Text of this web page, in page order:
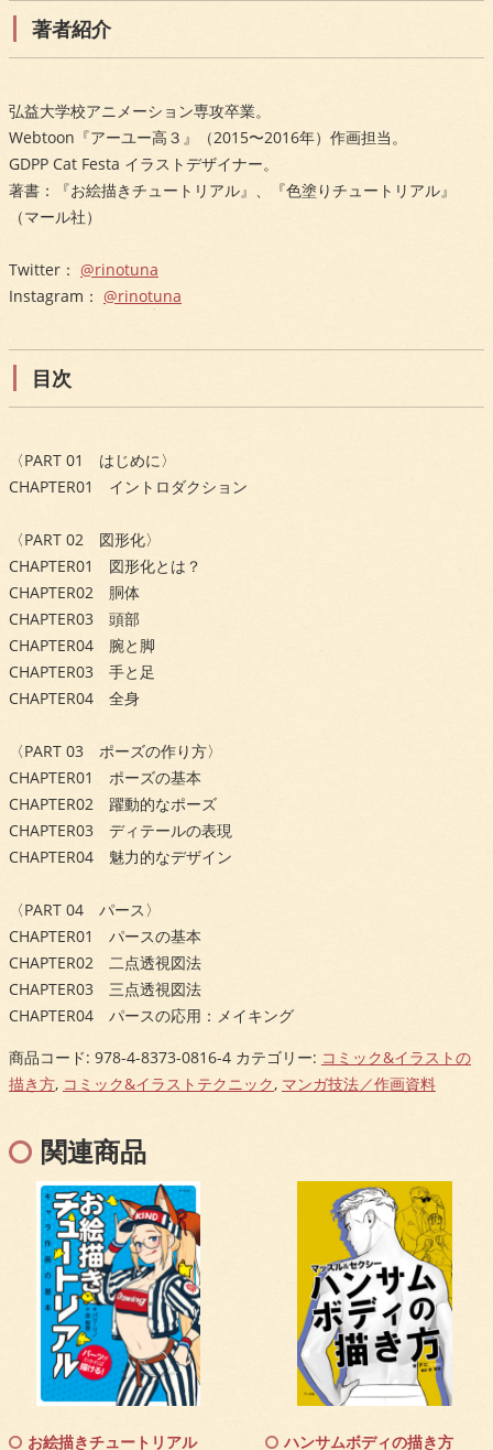
著者紹介
弘益大学校アニメーション専攻卒業。
Webtoon『アーユー高３』（2015〜2016年）作画担当。
GDPP Cat Festa イラストデザイナー。
著書：『お絵描きチュートリアル』、『色塗りチュートリアル』
（マール社）
Twitter： @rinotuna
Instagram： @rinotuna
目次
〈PART 01 はじめに〉
CHAPTER01 イントロダクション
〈PART 02 図形化〉
CHAPTER01 図形化とは？
CHAPTER02 胴体
CHAPTER03 頭部
CHAPTER04 腕と脚
CHAPTER03 手と足
CHAPTER04 全身
〈PART 03 ポーズの作り方〉
CHAPTER01 ポーズの基本
CHAPTER02 躍動的なポーズ
CHAPTER03 ディテールの表現
CHAPTER04 魅力的なデザイン
〈PART 04 パース〉
CHAPTER01 パースの基本
CHAPTER02 二点透視図法
CHAPTER03 三点透視図法
CHAPTER04 パースの応用：メイキング
商品コード: 978-4-8373-0816-4 カテゴリー: コミック&イラストの
描き方, コミック&イラストテクニック, マンガ技法／作画資料
関連商品
お絵描きチュートリアル
ハンサムボディの描き方